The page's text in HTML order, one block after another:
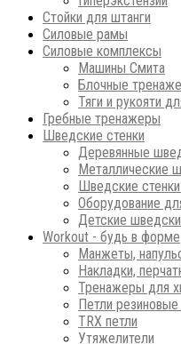
Стойки для штанги
Силовые рамы
Силовые комплексы
Машины Смита
Блочные
Тяги и рукояти
Гребные тренажеры
Шведские стенки
Деревянные
Металлические
Шведские
Оборудование
Детские
Workout - будь в форме
Манжеты,
Накладки,
Тренажеры для
Петли
ТRХ петли
Утяжелители